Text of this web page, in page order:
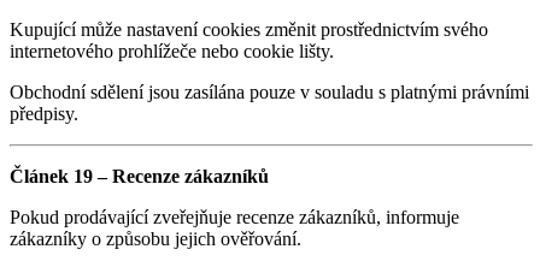
Kupující může nastavení cookies změnit prostřednictvím svého
internetového prohlížeče nebo cookie lišty.
Obchodní sdělení jsou zasílána pouze v souladu s platnými právními
předpisy.
Článek 19 – Recenze zákazníků
Pokud prodávající zveřejňuje recenze zákazníků, informuje
zákazníky o způsobu jejich ověřování.